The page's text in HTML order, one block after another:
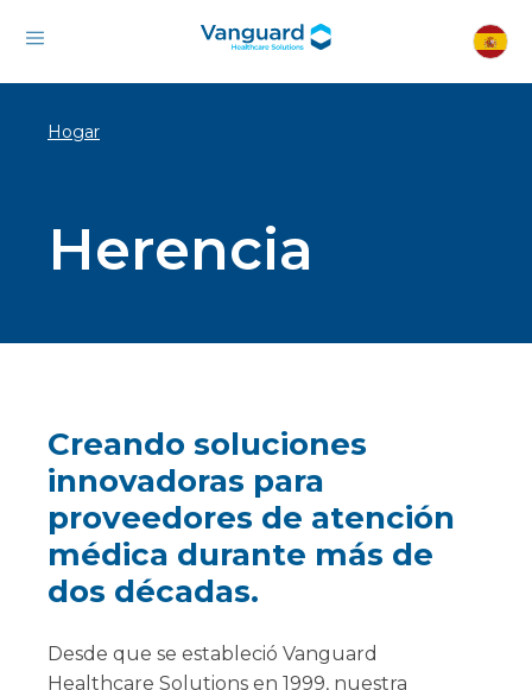
Hogar
Herencia
Creando soluciones
innovadoras para
proveedores de atención
médica durante más de
dos décadas.
Desde que se estableció Vanguard
Healthcare Solutions en 1999, nuestra